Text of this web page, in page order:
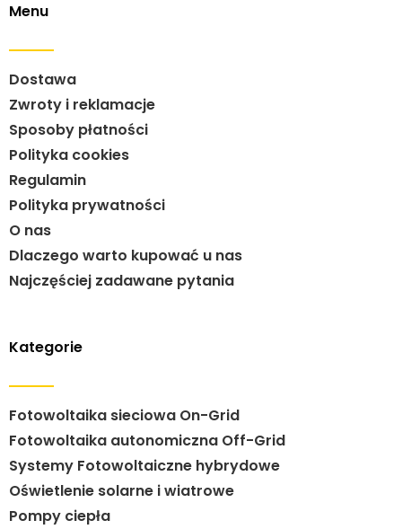
Menu
Dostawa
Zwroty i reklamacje
Sposoby płatności
Polityka cookies
Regulamin
Polityka prywatności
O nas
Dlaczego warto kupować u nas
Najczęściej zadawane pytania
Kategorie
Fotowoltaika sieciowa On-Grid
Fotowoltaika autonomiczna Off-Grid
Systemy Fotowoltaiczne hybrydowe
Oświetlenie solarne i wiatrowe
Pompy ciepła